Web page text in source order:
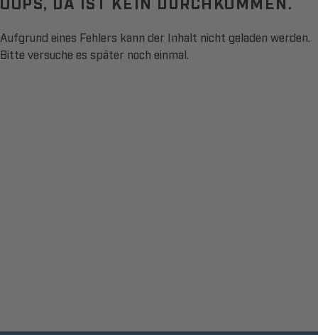
Aufgrund eines Fehlers kann der Inhalt nicht geladen werden.
Bitte versuche es später noch einmal.